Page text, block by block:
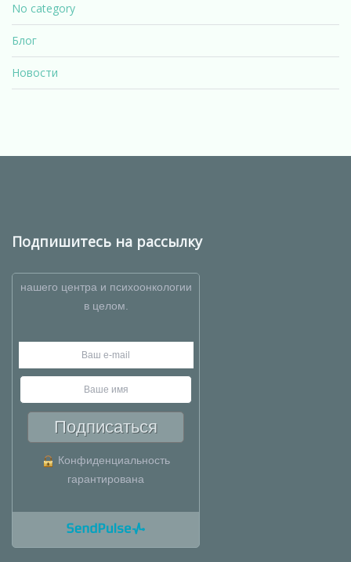
No category
Блог
Новости
Подпишитесь на рассылку
нашего центра и психоонкологии
в целом.
Подписаться
Конфиденциальность
гарантирована